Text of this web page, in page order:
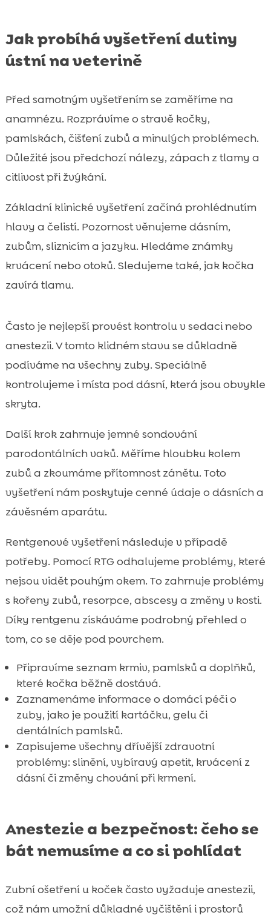
Jak probíhá vyšetření dutiny
ústní na veterině
Před samotným vyšetřením se zaměříme na
anamnézu. Rozprávíme o stravě kočky,
pamlskách, čišťení zubů a minulých problémech.
Důležité jsou předchozí nálezy, zápach z tlamy a
citlivost při žvýkání.
Základní klinické vyšetření začíná prohlédnutím
hlavy a čelistí. Pozornost věnujeme dásním,
zubům, sliznicím a jazyku. Hledáme známky
krvácení nebo otoků. Sledujeme také, jak kočka
zavírá tlamu.
Často je nejlepší provést kontrolu v sedaci nebo
anestezii. V tomto klidném stavu se důkladně
podíváme na všechny zuby. Speciálně
kontrolujeme i místa pod dásní, která jsou obvykle
skryta.
Další krok zahrnuje jemné sondování
parodontálních vaků. Měříme hloubku kolem
zubů a zkoumáme přítomnost zánětu. Toto
vyšetření nám poskytuje cenné údaje o dásních a
závěsném aparátu.
Rentgenové vyšetření následuje v případě
potřeby. Pomocí RTG odhalujeme problémy, které
nejsou vidět pouhým okem. To zahrnuje problémy
s kořeny zubů, resorpce, abscesy a změny v kosti.
Díky rentgenu získáváme podrobný přehled o
tom, co se děje pod povrchem.
Připravíme seznam krmiv, pamlsků a doplňků,
které kočka běžně dostává.
Zaznamenáme informace o domácí péči o
zuby, jako je použití kartáčku, gelu či
dentálních pamlsků.
Zapisujeme všechny dřívější zdravotní
problémy: slinění, vybíravý apetit, krvácení z
dásní či změny chování při krmení.
Anestezie a bezpečnost: čeho se
bát nemusíme a co si pohlídat
Zubní ošetření u koček často vyžaduje anestezii,
což nám umožní důkladné vyčištění i prostorů